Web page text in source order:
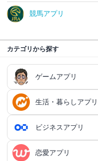
競馬アプリ
カテゴリから探す
ゲームアプリ
ゲームアプリ総合
RPGアプリ
RPGアプリ総合
アクションゲームアプリ
生活・暮らしアプリ
生活・暮らしアプリ総合
ファイナンスアプリ
ビジネスアプリ
ビジネスアプリ総合
恋愛アプリ